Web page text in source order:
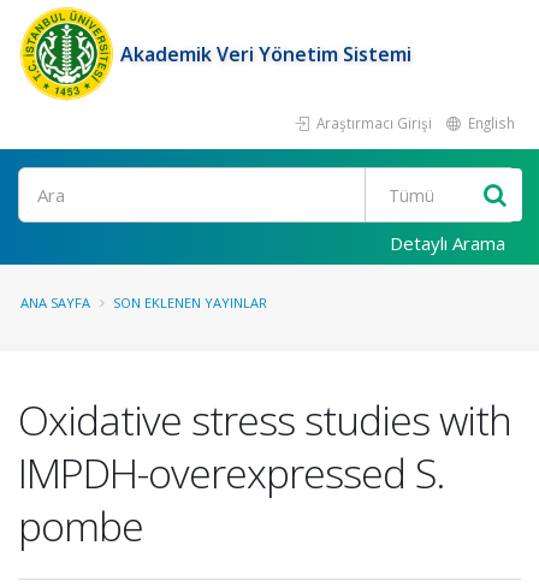
Akademik Veri Yönetim Sistemi
Araştırmacı Girişi English
Ara
Detaylı Arama
ANA SAYFA SON EKLENEN YAYINLAR
Oxidative stress studies with
IMPDH-overexpressed S.
pombe